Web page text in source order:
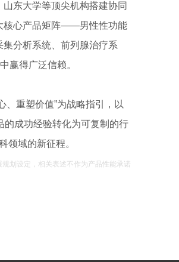
东大学等顶尖机构搭建协同
核心产品矩阵——男性性功能
分析系统、前列腺治疗系
赢得广泛信赖。
、重塑价值”为战略指引，以
的成功经验转化为可复制的行
领域的新征程。
划设定，相关表述不作为产品性能承诺